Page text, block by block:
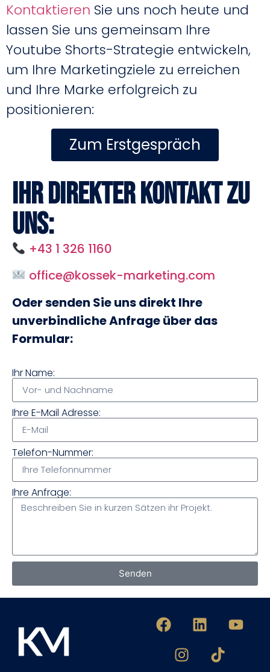
Kontaktieren Sie uns noch heute und
lassen Sie uns gemeinsam Ihre
Youtube Shorts-Strategie entwickeln,
um Ihre Marketingziele zu erreichen
und Ihre Marke erfolgreich zu
positionieren:
Zum Erstgespräch
Ihr direkter Kontakt zu
uns:
+43 1 326 1160
office@kossek-marketing.com
Oder senden Sie uns direkt Ihre
unverbindliche Anfrage über das
Formular:
Ihr Name:
Ihre E-Mail Adresse:
Telefon-Nummer:
Ihre Anfrage:
Senden